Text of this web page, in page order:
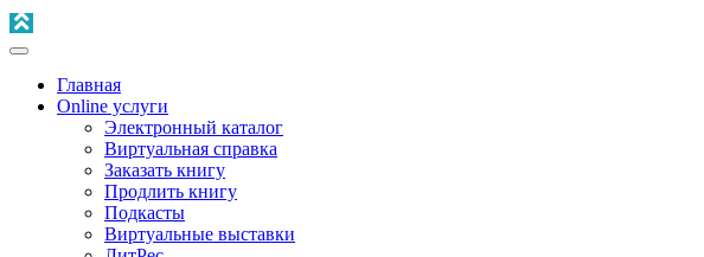
Главная
Online услуги
Электронный каталог
Виртуальная справка
Заказать книгу
Продлить книгу
Подкасты
Виртуальные выставки